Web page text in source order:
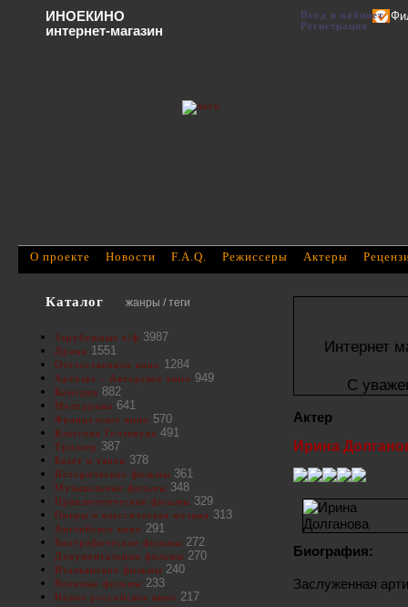
Интернет
С
Актер
Ирина
Биография:
Заслуженная
Каталог жанры / теги
Зарубежные х/ф 3987
Драма 1551
Отечественное кино 1284
Артхаус - Авторское кино 949
Комедия 882
Мелодрама 641
Французское кино 570
Классика Голливуда 491
Триллер 387
Балет и танец 378
Исторические фильмы 361
Музыкальные фильмы 348
Приключенческие фильмы 329
Оперы и классическая музыка 313
Английское кино 291
Биографические фильмы 272
Документальные фильмы 270
Итальянские фильмы 240
Военные фильмы 233
Новое российское кино 217
О проекте Новости F.A.Q. Режиссеры Актеры
ИНОЕКИНО
интернет-магазин
Вход в кабинет
Регистрация